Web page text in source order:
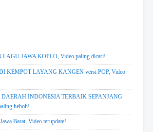
JAWA KOPLO, Video paling dicari!
KEMPOT LAYANG KANGEN versi POP, Video
INDONESIA TERBAIK SEPANJANG
heboh!
Barat, Video terupdate!